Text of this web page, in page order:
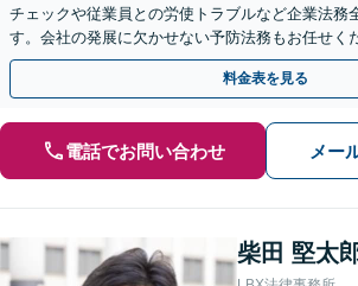
チェックや従業員との労使トラブルなど企業法務
す。会社の発展に欠かせない予防法務もお任せく
もご相談ください。【初回相談無料】【夜間・休
料金表を見る
電話でお問い合わせ メー
柴田 堅太